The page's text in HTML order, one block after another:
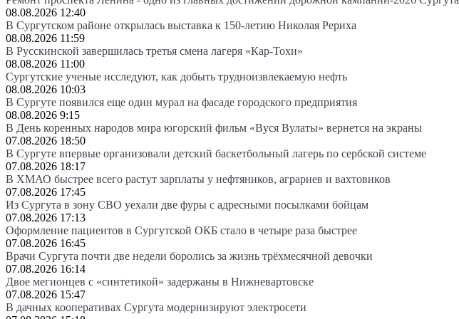
08.08.2026 12:40
В Сургутском районе открылась выставка к 150-летию Николая Рериха
08.08.2026 11:59
В Русскинской завершилась третья смена лагеря «Кар-Тохи»
08.08.2026 11:00
Сургутские ученые исследуют, как добыть трудноизвлекаемую нефть
08.08.2026 10:03
В Сургуте появился еще один мурал на фасаде городского предприятия
08.08.2026 9:15
В День коренных народов мира югорский фильм «Вуся Вулаты» вернется на экраны
07.08.2026 18:50
В Сургуте впервые организовали детский баскетбольный лагерь по сербской системе
07.08.2026 18:17
В ХМАО быстрее всего растут зарплаты у нефтяников, аграриев и вахтовиков
07.08.2026 17:45
Из Сургута в зону СВО уехали две фуры с адресными посылками бойцам
07.08.2026 17:13
Оформление пациентов в Сургутской ОКБ стало в четыре раза быстрее
07.08.2026 16:45
Врачи Сургута почти две недели боролись за жизнь трёхмесячной девочки
07.08.2026 16:14
Двое мегионцев с «синтетикой» задержаны в Нижневартовске
07.08.2026 15:47
В дачных кооперативах Сургута модернизируют электросети